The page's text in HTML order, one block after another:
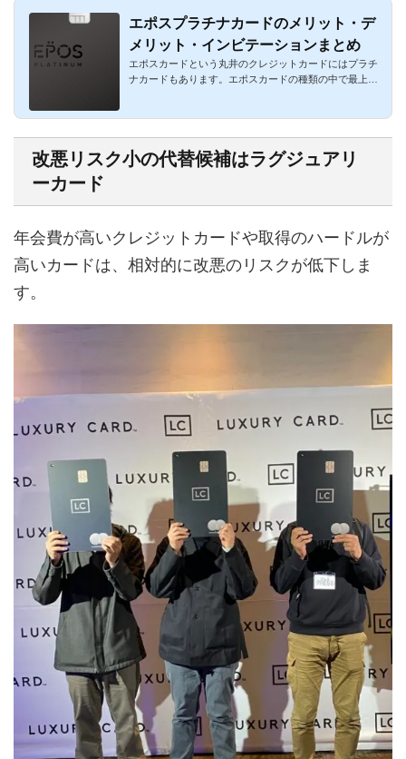
エポスプラチナカードのメリット・デ
メリット・インビテーションまとめ
エポスカードという丸井のクレジットカードにはプラチ
ナカードもあります。エポスカードの種類の中で最上級
改悪リスク小の代替候補はラグジュアリ
ーカード
年会費が高いクレジットカードや取得のハードルが
高いカードは、相対的に改悪のリスクが低下しま
す。